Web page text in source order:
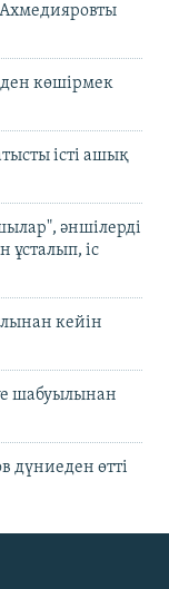
көшірмек
істі ашық
әншілерді
іс
кейін
шабуылынан
дүниеден өтті